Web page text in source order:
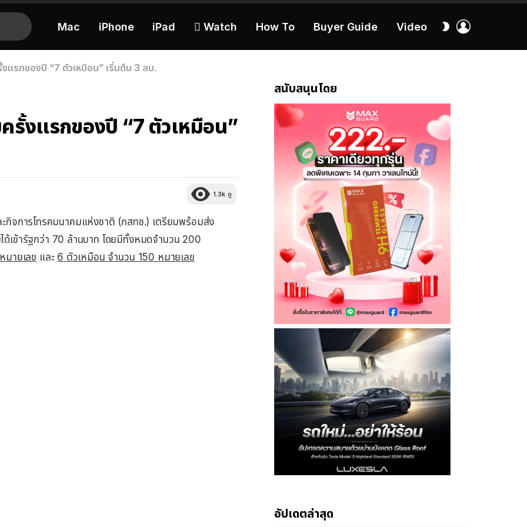
Mac iPhone iPad  Watch How To Buyer Guide Video
สลับ
แรกของปี “7 ตัวเหมือน” เริ่มต้น 3 ลบ.
รั้งแรกของปี “7 ตัวเหมือน”
1.3k ดู
กิจการโทรคมนาคมแห่งชาติ (กสทช.) เตรียมพร้อมส่ง
เข้ารัฐกว่า 70 ล้านบาท โดยมีทั้งหมดจำนวน 200
มายเลข และ 6 ตัวเหมือน จำนวน 150 หมายเลข
สนับสนุนโดย
อัปเดตล่าสุด